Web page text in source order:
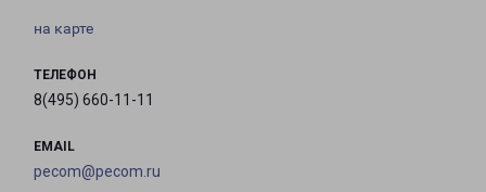
на карте
ТЕЛЕФОН
8(495) 660-11-11
EMAIL
pecom@pecom.ru